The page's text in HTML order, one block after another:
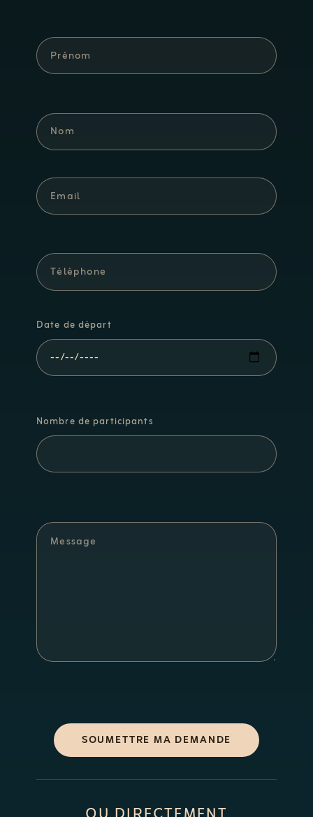
Date de départ
Nombre de participants
SOUMETTRE MA DEMANDE